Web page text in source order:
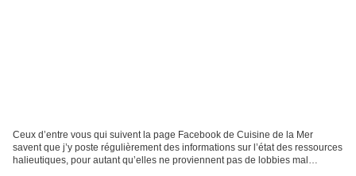
Ceux d’entre vous qui suivent la page Facebook de Cuisine de la Mer
savent que j’y poste régulièrement des informations sur l’état des ressources
halieutiques, pour autant qu’elles ne proviennent pas de lobbies mal